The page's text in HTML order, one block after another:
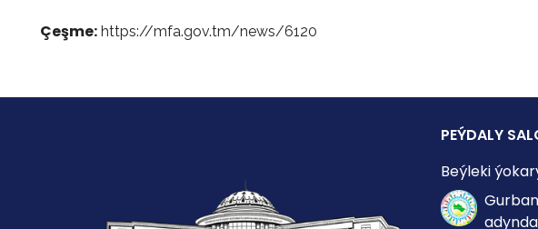
Çeşme: https://mfa.gov.tm/news/6120
PEÝDALY
Beýleki